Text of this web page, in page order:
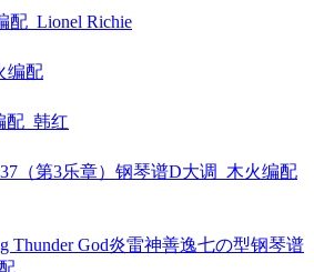
配_Lionel Richie
编配
配_韩红
（第3乐章）钢琴谱D大调_木火编配
Thunder God炎雷神善逸七の型钢琴谱